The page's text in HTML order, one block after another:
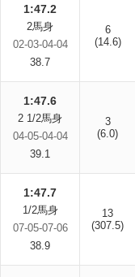
1:47.2
2馬身
02-03-04-04
38.7
6
(14.6)
1:47.6
2 1/2馬身
04-05-04-04
39.1
3
(6.0)
1:47.7
1/2馬身
07-05-07-06
38.9
13
(307.5)